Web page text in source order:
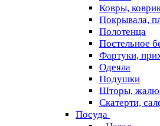
Ковры,
Покрывала,
Полотенца
Постельное
Фартуки,
Одеяла
Подушки
Шторы,
Скатерти,
Посуда